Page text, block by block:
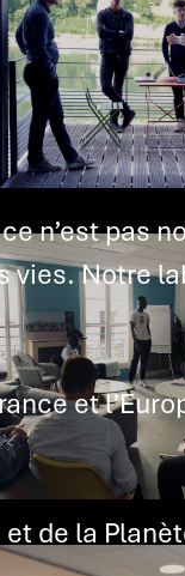
n’est pas
vies. Notre
et
de la